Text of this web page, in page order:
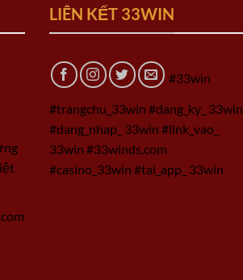
LIÊN KẾT 33WIN
#33win
#trangchu_33win #dang_ky_ 33win
#dang_nhap_ 33win #link_vao_
33win #33winds.com
#casino_33win #tai_app_ 33win